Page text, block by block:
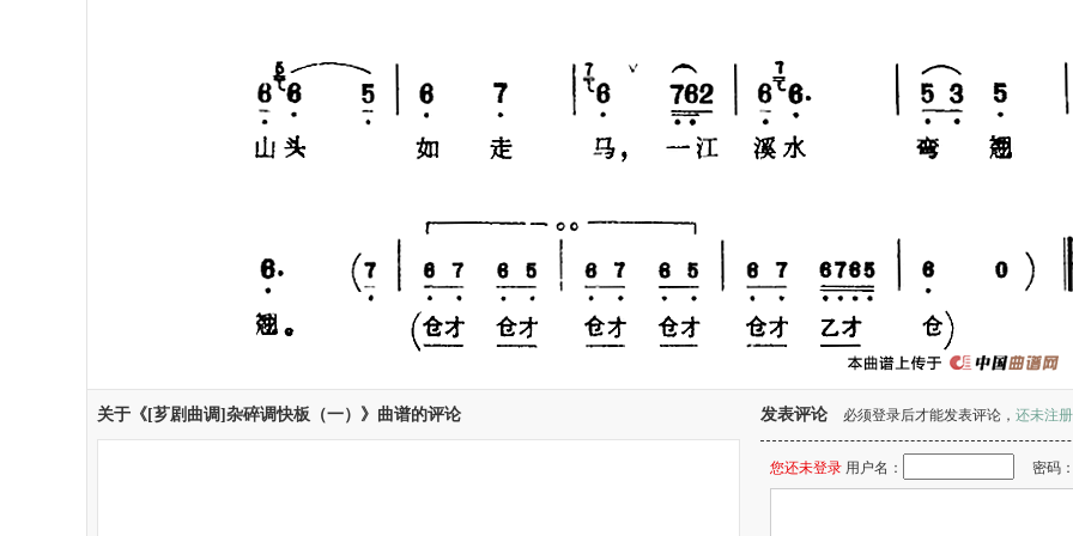
关于《[芗剧曲调]杂碎调快板（一）》曲谱的评论 发表评论 必须登录后才能发表评论， 还未注
您还未登录 用户名： 密码